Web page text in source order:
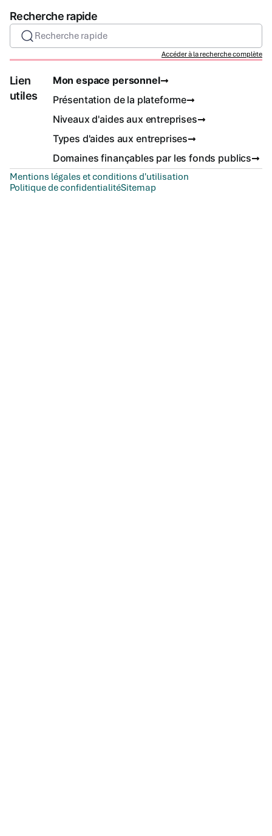
Recherche rapide
Recherche rapide
Accéder à la recherche complète
Lien
utiles
Mon espace personnel
Présentation de la plateforme
Niveaux d'aides aux entreprises
Types d'aides aux entreprises
Domaines finançables par les fonds publics
Mentions légales et conditions d'utilisation
Politique de confidentialitéSitemap